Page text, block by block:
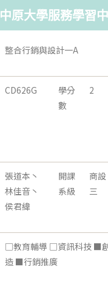
整合行銷與設計一A
CD626G
學分
數
2
張道本丶
林佳音丶
侯君緯
開課
系級
商設
三
□教育輔導 □資訊科技 ■
造 ■行銷推廣
中原大學服務學習